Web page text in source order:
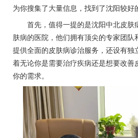
为你搜集了大量信息，找到了沈阳较好
首先，值得一提的是沈阳中北皮肤
肤病的医院，他们拥有顶尖的专家团队
提供全面的皮肤病诊治服务，还设有独
着无论你是需要治疗疾病还是想要改善
你的需求。